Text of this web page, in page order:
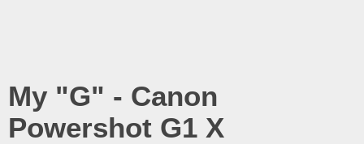
My "G" - Canon
Powershot G1 X